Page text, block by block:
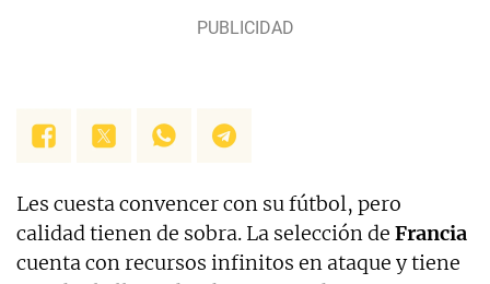
Les cuesta convencer con su fútbol, pero
calidad tienen de sobra. La selección de Francia
cuenta con recursos infinitos en ataque y tiene